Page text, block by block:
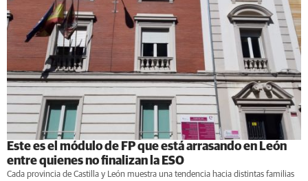
Este es el módulo de FP que está arrasando en León
entre quienes no finalizan la ESO
Cada provincia de Castilla y León muestra una tendencia hacia distintas familias